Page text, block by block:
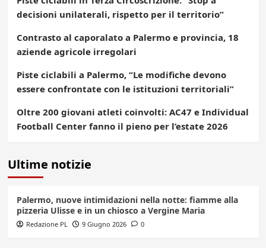
decisioni unilaterali, rispetto per il territorio”
Contrasto al caporalato a Palermo e provincia, 18
aziende agricole irregolari
Piste ciclabili a Palermo, “Le modifiche devono
essere confrontate con le istituzioni territoriali”
Oltre 200 giovani atleti coinvolti: AC47 e Individual
Football Center fanno il pieno per l’estate 2026
Ultime notizie
Palermo, nuove intimidazioni nella notte: fiamme alla
pizzeria Ulisse e in un chiosco a Vergine Maria
Redazione PL 9 Giugno 2026 0